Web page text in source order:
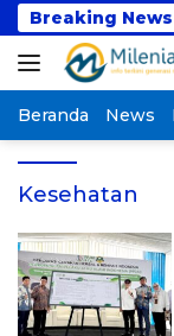
Langsung
ke
konten
Breaking News
dengan
Beranda News
Kesehatan